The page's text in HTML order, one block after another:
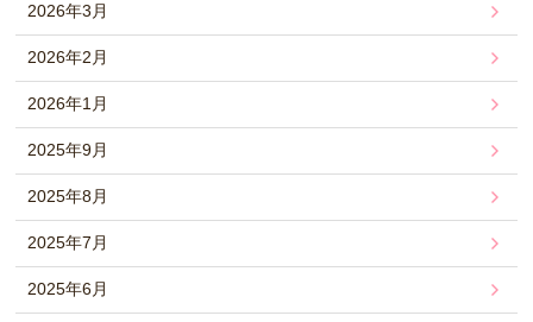
2026年3月
2026年2月
2026年1月
2025年9月
2025年8月
2025年7月
2025年6月